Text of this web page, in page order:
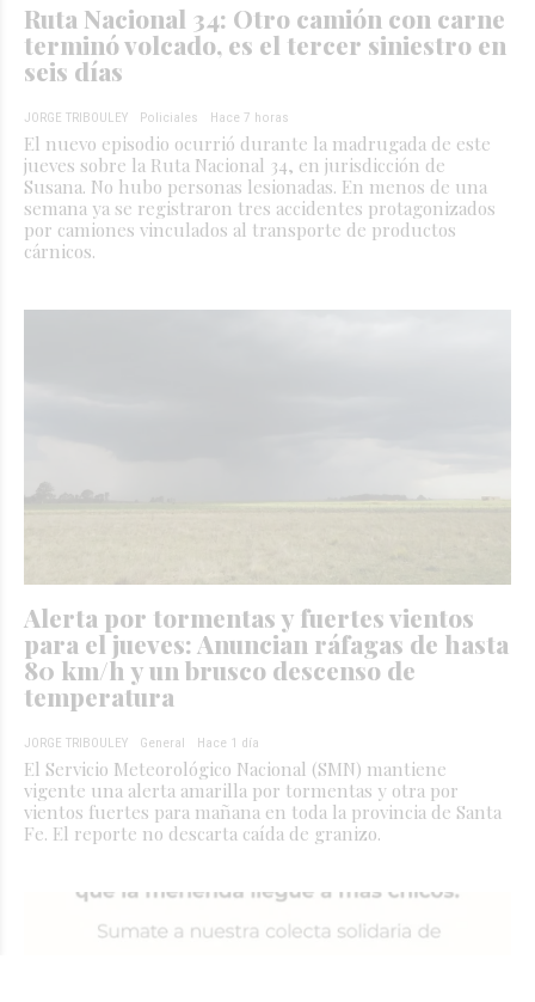
Ruta Nacional 34: Otro camión con carne
terminó volcado, es el tercer siniestro en
seis días
JORGE TRIBOULEY Policiales Hace 7 horas
El nuevo episodio ocurrió durante la madrugada de este
jueves sobre la Ruta Nacional 34, en jurisdicción de
Susana. No hubo personas lesionadas. En menos de una
semana ya se registraron tres accidentes protagonizados
por camiones vinculados al transporte de productos
cárnicos.
Alerta por tormentas y fuertes vientos
para el jueves: Anuncian ráfagas de hasta
80 km/h y un brusco descenso de
temperatura
JORGE TRIBOULEY General Hace 1 día
El Servicio Meteorológico Nacional (SMN) mantiene
vigente una alerta amarilla por tormentas y otra por
vientos fuertes para mañana en toda la provincia de Santa
Fe. El reporte no descarta caída de granizo.